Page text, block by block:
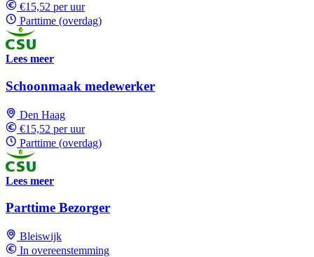
€15,52 per uur
Parttime (overdag)
Lees meer
Schoonmaak medewerker
Den Haag
€15,52 per uur
Parttime (overdag)
Lees meer
Parttime Bezorger
Bleiswijk
In overeenstemming